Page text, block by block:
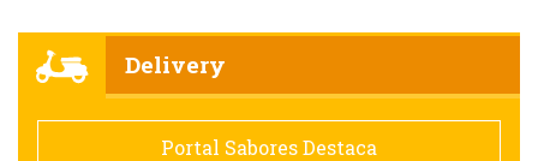
Comida saudável
Delivery
Portal Sabores Destaca